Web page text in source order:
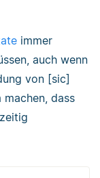
immer
auch wenn
von [sic]
dass